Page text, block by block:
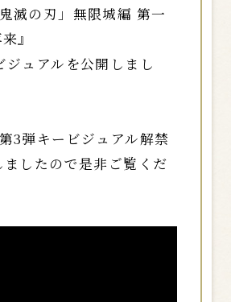
滅の刃」無限城編 第一
』
ジュアルを公開しまし
3弾キービジュアル解禁
したので是非ご覧くだ